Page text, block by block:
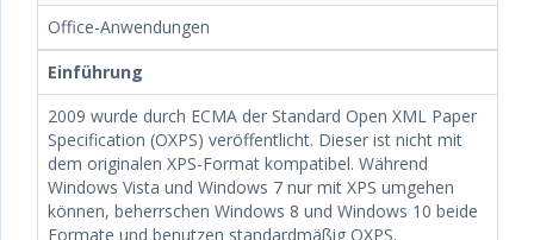
Office-Anwendungen
Einführung
2009 wurde durch ECMA der Standard Open XML Paper
Specification (OXPS) veröffentlicht. Dieser ist nicht mit
dem originalen XPS-Format kompatibel. Während
Windows Vista und Windows 7 nur mit XPS umgehen
können, beherrschen Windows 8 und Windows 10 beide
Formate und benutzen standardmäßig OXPS.